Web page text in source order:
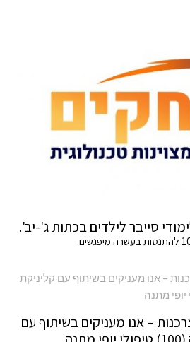
סייבר לילדים בכתות ג'-יב'.
– אנו מעניקים בשיתוף עם